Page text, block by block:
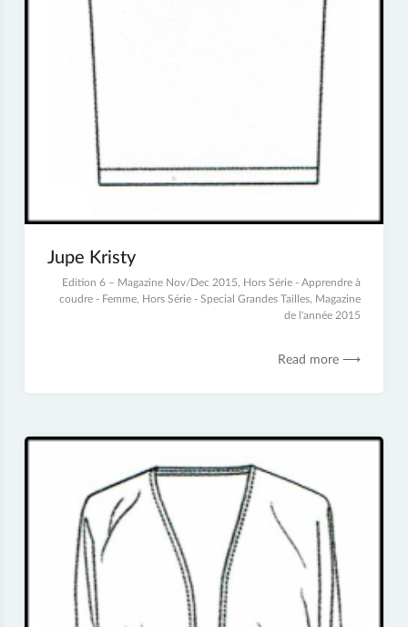
Jupe Kristy
juillet
Edition 6 – Magazine Nov/Dec 2015, Hors Série - Apprendre à
coudre - Femme, Hors Série - Special Grandes Tailles, Magazine
de l'année 2015
Read more ⟶